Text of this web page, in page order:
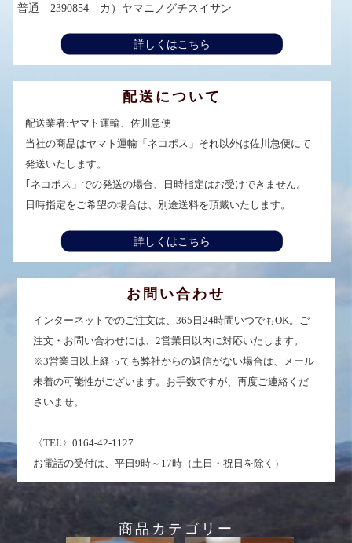
普通 2390854 カ）ヤマニノグチスイサン
詳しくはこちら
配送について
配送業者:ヤマト運輸、佐川急便
当社の商品はヤマト運輸「ネコポス」それ以外は佐川急便にて
発送いたします。
｢ネコポス」での発送の場合、日時指定はお受けできません。
日時指定をご希望の場合は、別途送料を頂戴いたします。
詳しくはこちら
お問い合わせ
インターネットでのご注文は、365日24時間いつでもOK。ご
注文・お問い合わせには、2営業日以内に対応いたします。
※3営業日以上経っても弊社からの返信がない場合は、メール
未着の可能性がございます。お手数ですが、再度ご連絡くだ
さいませ。
〈TEL〉0164-42-1127
お電話の受付は、平日9時～17時（土日・祝日を除く）
商品カテゴリー